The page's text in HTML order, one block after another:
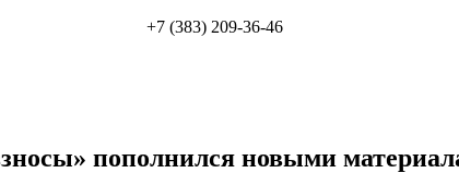
+7 (383) 209-36-46
пополнился новыми